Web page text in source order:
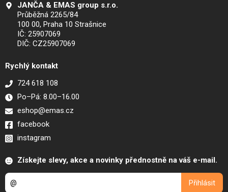
JANČA & EMAS group s.r.o.
Průběžná 2265/84
100 00, Praha 10 Strašnice
IČ: 25907069
DIČ: CZ25907069
Rychlý kontakt
724 618 108
Po–Pá: 8.00–16.00
eshop@emas.cz
facebook
instagram
Získejte slevy, akce a novinky přednostně na váš e-mail.